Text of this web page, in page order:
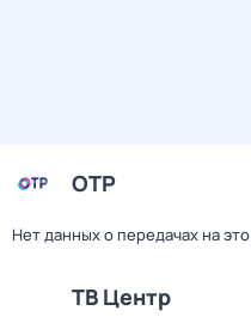
ОТР
Нет данных о передачах на
ТВ Центр